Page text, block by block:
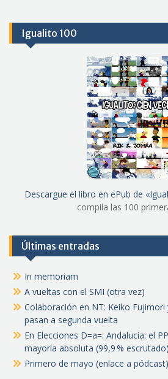
Igualito 100
Descargue el libro en ePub de
compila las 100
Últimas entradas
In memoriam
A vueltas con el SMI (otra vez)
Colaboración en NT: Keiko Fujimori
pasan a segunda vuelta
En Elecciones D=a=: Andalucía: el
mayoría absoluta (99,9 % escrutado)
Primero de mayo (enlace a pódcast)